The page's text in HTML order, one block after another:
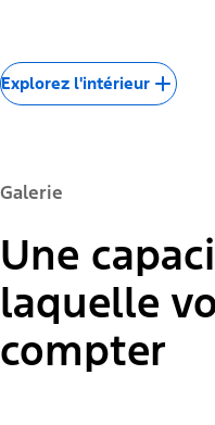
Explorez l'intérieur
Galerie
Une
laquelle
compter